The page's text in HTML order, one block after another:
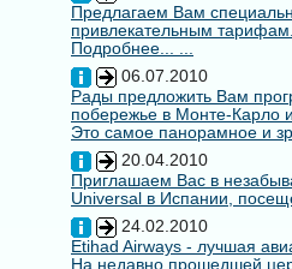
Предлагаем Вам
привлекательным
Подробнее... ...
06.07.2010
Рады предложить Вам
побережье в Монте-Карло
Это самое панорамное и
20.04.2010
Приглашаем Вас в
Universal в Испании,
24.02.2010
Etihad Airways - лучшая
На недавно прошедшей